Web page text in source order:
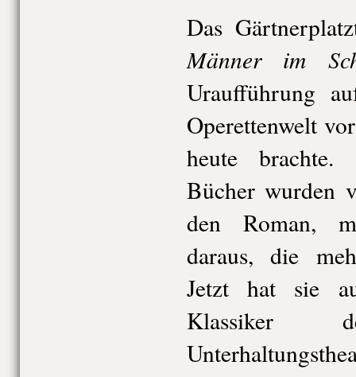
Das
Männer im
Uraufführung
Operettenwelt
heute brachte.
Bücher wurden
den Roman,
daraus, die
Jetzt hat sie
Klassiker